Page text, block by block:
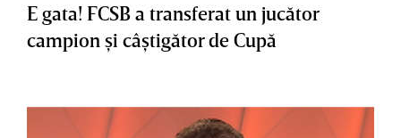
E gata! FCSB a transferat un jucător
campion şi câştigător de Cupă